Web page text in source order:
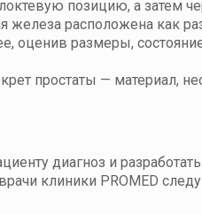
позицию, а затем
железа расположена как
оценив размеры,
простаты — материал,
диагноз и разработать
клиники PROMED